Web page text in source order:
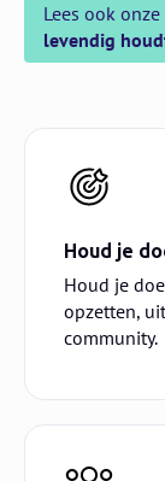
Lees ook
levendig
Houd je
Houd je
opzetten,
community.